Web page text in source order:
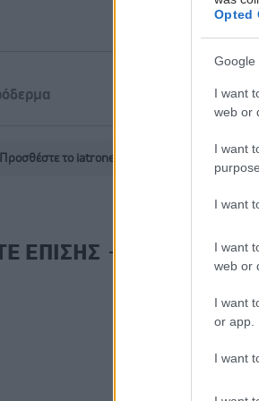
Opted
Google
I want
web or
I want
I want
I want
web or
I want
or app.
I want
Προσθέστε το iatronet.gr στο Discover
ΕΠΙΣΗΣ